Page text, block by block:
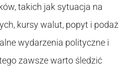
takich jak sytuacja na
kursy walut, popyt i podaż
wydarzenia polityczne i
zawsze warto śledzić